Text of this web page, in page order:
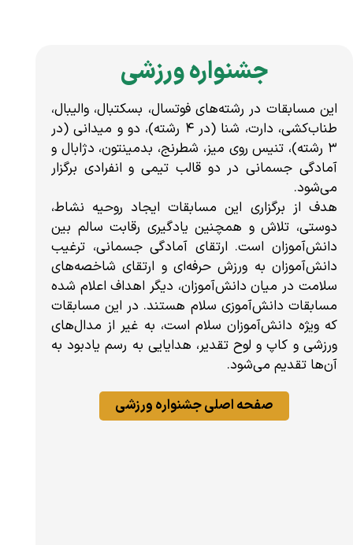
جشنواره ورزشی
این مسابقات در رشته‌های فوتسال، بسکتبال، والیبال،
طناب‌کشی، دارت، شنا (در ۴ رشته)، دو و میدانی ‏‏(در
۳ رشته)، تنیس روی میز، شطرنج، بدمینتون، دژابال و
آمادگی جسمانی در دو قالب تیمی و انفرادی برگزار
می‌شود.
هدف از برگزاری این مسابقات ایجاد روحیه نشاط،
دوستی، تلاش و همچنین یادگیری رقابت سالم ‏بین
دانش‌آموزان است. ‎ارتقای آمادگی جسمانی، ترغیب
دانش‌آموزان به ورزش حرفه‌ای و ارتقای ‏شاخصه‌های
سلامت در میان دانش‌آموزان، دیگر اهداف اعلام شده
مسابقات دانش‌آموزی سلام هستند. در این ‏مسابقات
که ویژه دانش‌آموزان سلام است،‎ به غیر از مدال‌های
ورزشی و کاپ و لوح تقدیر، هدایایی به رسم یادبود به
آن‌ها تقدیم می‌شود.
صفحه اصلی جشنواره ورزشی